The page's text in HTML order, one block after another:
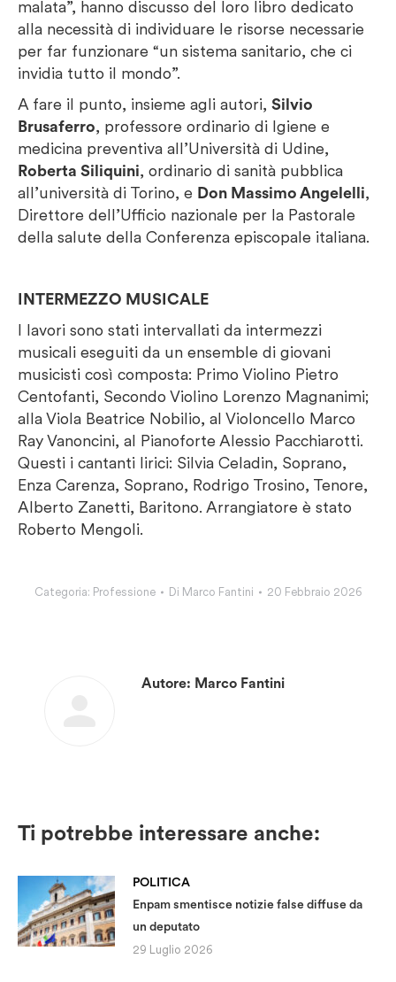
malata”, hanno discusso del loro libro dedicato
alla necessità di individuare le risorse necessarie
per far funzionare “un sistema sanitario, che ci
invidia tutto il mondo”.
A fare il punto, insieme agli autori, Silvio
Brusaferro, professore ordinario di Igiene e
medicina preventiva all’Università di Udine,
Roberta Siliquini, ordinario di sanità pubblica
all’università di Torino, e Don Massimo Angelelli,
Direttore dell’Ufficio nazionale per la Pastorale
della salute della Conferenza episcopale italiana.
INTERMEZZO MUSICALE
I lavori sono stati intervallati da intermezzi
musicali eseguiti da un ensemble di giovani
musicisti così composta: Primo Violino Pietro
Centofanti, Secondo Violino Lorenzo Magnanimi;
alla Viola Beatrice Nobilio, al Violoncello Marco
Ray Vanoncini, al Pianoforte Alessio Pacchiarotti.
Questi i cantanti lirici: Silvia Celadin, Soprano,
Enza Carenza, Soprano, Rodrigo Trosino, Tenore,
Alberto Zanetti, Baritono. Arrangiatore è stato
Roberto Mengoli.
Categoria: Professione Di Marco Fantini 20 Febbraio 2026
Autore: Marco Fantini
Ti potrebbe interessare anche:
POLITICA
Enpam smentisce notizie false diffuse da
un deputato
29 Luglio 2026